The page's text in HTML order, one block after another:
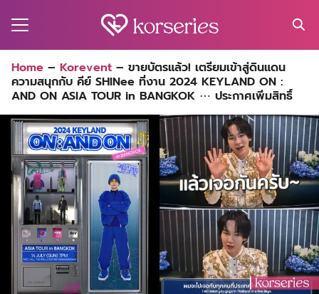
for:
Home – Korevent – ขายบัตรแล้ว! เตรียมเข้าสู่ดินแดน
ความสนุกกับ คีย์ SHINee ที่งาน 2024 KEYLAND ON :
AND ON ASIA TOUR in BANGKOK ⋯ ประกาศเพิ่มสิทธิ์